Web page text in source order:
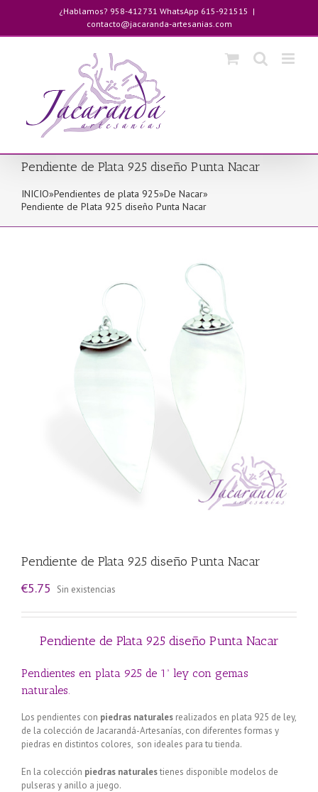
contenido
¿Hablamos? 958-412731 WhatsApp 615-921515 |
contacto@jacaranda-artesanias.com
Pendiente de Plata 925 diseño Punta Nacar
INICIO»Pendientes de plata 925»De Nacar»
Pendiente de Plata 925 diseño Punta Nacar
Pendiente de Plata 925 diseño Punta Nacar
€5.75 Sin existencias
Pendiente de Plata 925 diseño Punta Nacar
Pendientes en plata 925 de 1ª ley con gemas
naturales.
Los pendientes con piedras naturales realizados en plata 925 de ley,
de la colección de Jacarandá-Artesanías, con diferentes formas y
piedras en distintos colores, son ideales para tu tienda.
En la colección piedras naturalestienes disponible modelos de
pulseras y anillo a juego.